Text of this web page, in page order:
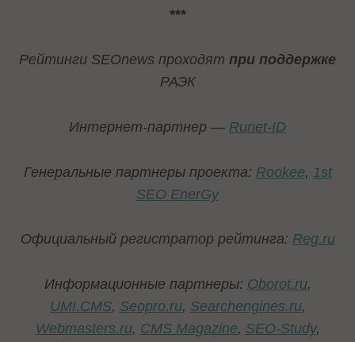
***
Рейтинги SEOnews проходят при поддержке
РАЭК
Интернет-партнер — Runet-ID
Генеральные партнеры проекта: Rookee, 1st
SEO EnerGy
Официальный регистратор рейтинга: Reg.ru
Информационные партнеры: Oborot.ru,
UMI.CMS, Seopro.ru, Searchengines.ru,
Webmasters.ru, CMS Magazine, SEO-Study,